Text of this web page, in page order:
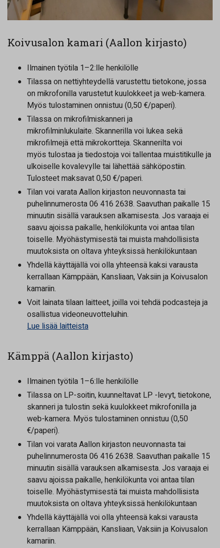
Koivusalon kamari (Aallon kirjasto)
Ilmainen työtila 1–2:lle henkilölle
Tilassa on nettiyhteydellä varustettu tietokone, jossa
on mikrofonilla varustetut kuulokkeet ja web-kamera.
Myös tulostaminen onnistuu (0,50 €/paperi).
Tilassa on mikrofilmiskanneri ja
mikrofilminlukulaite. Skannerilla voi lukea sekä
mikrofilmejä että mikrokortteja. Skannerilta voi
myös tulostaa ja tiedostoja voi tallentaa muistitikulle ja
ulkoiselle kovalevylle tai lähettää sähköpostiin.
Tulosteet maksavat 0,50 €/paperi.
Tilan voi varata Aallon kirjaston neuvonnasta tai
puhelinnumerosta 06 416 2638. Saavuthan paikalle 15
minuutin sisällä varauksen alkamisesta. Jos varaaja ei
saavu ajoissa paikalle, henkilökunta voi antaa tilan
toiselle. Myöhästymisestä tai muista mahdollisista
muutoksista on oltava yhteyksissä henkilökuntaan
Yhdellä käyttäjällä voi olla yhteensä kaksi varausta
kerrallaan Kämppään, Kansliaan, Vaksiin ja Koivusalon
kamariin.
Voit lainata tilaan laitteet, joilla voi tehdä podcasteja ja
osallistua videoneuvotteluihin.
Lue lisää laitteista
Kämppä (Aallon kirjasto)
Ilmainen työtila 1–6:lle henkilölle
Tilassa on LP-soitin, kuunneltavat LP -levyt, tietokone,
skanneri ja tulostin sekä kuulokkeet mikrofonilla ja
web-kamera. Myös tulostaminen onnistuu (0,50
€/paperi).
Tilan voi varata Aallon kirjaston neuvonnasta tai
puhelinnumerosta 06 416 2638. Saavuthan paikalle 15
minuutin sisällä varauksen alkamisesta. Jos varaaja ei
saavu ajoissa paikalle, henkilökunta voi antaa tilan
toiselle. Myöhästymisestä tai muista mahdollisista
muutoksista on oltava yhteyksissä henkilökuntaan
Yhdellä käyttäjällä voi olla yhteensä kaksi varausta
kerrallaan Kämppään, Kansliaan, Vaksiin ja Koivusalon
kamariin.